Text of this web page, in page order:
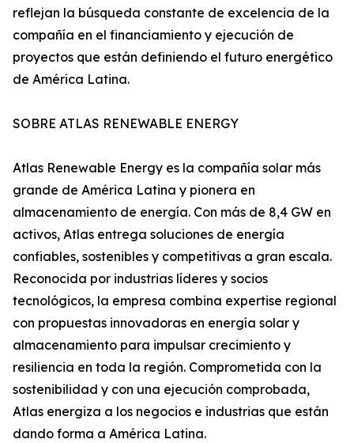
reflejan la búsqueda constante de excelencia de la
compañía en el financiamiento y ejecución de
proyectos que están definiendo el futuro energético
de América Latina.
SOBRE ATLAS RENEWABLE ENERGY
Atlas Renewable Energy es la compañía solar más
grande de América Latina y pionera en
almacenamiento de energía. Con más de 8,4 GW en
activos, Atlas entrega soluciones de energía
confiables, sostenibles y competitivas a gran escala.
Reconocida por industrias líderes y socios
tecnológicos, la empresa combina expertise regional
con propuestas innovadoras en energía solar y
almacenamiento para impulsar crecimiento y
resiliencia en toda la región. Comprometida con la
sostenibilidad y con una ejecución comprobada,
Atlas energiza a los negocios e industrias que están
dando forma a América Latina.